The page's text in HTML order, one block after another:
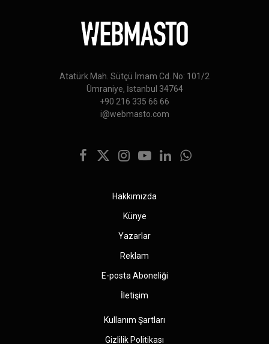
Atatürk Mah. Sütçü İmam Cd. No: 101/2
Ümraniye, İstanbul 34764
+90 216 335 66 66
i@webmasto.com
Facebook
X
Instagram
YouTubeLinkedInWhatsApp
Hakkımızda
Künye
Yazarlar
Reklam
E-posta Aboneliği
İletişim
Kullanım Şartları
Gizlilik Politikası